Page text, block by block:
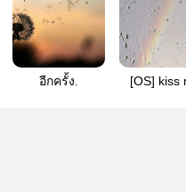
อีกครั้ง.
[OS] kiss